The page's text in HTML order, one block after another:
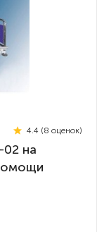
4.4 (8 оценок)
на